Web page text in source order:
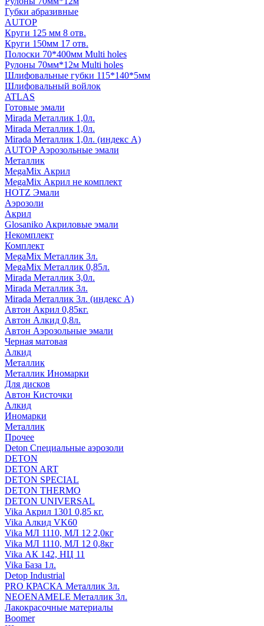
Губки абразивные
AUTOP
Круги 125 мм 8 отв.
Круги 150мм 17 отв.
Полоски 70*400мм Multi holes
Рулоны 70мм*12м Multi holes
Шлифовальные губки 115*140*5мм
Шлифовальный войлок
ATLAS
Готовые эмали
Mirada Металлик 1,0л.
Mirada Металлик 1,0л.
Mirada Металлик 1,0л. (индекс А)
AUTOP Аэрозольные эмали
Металлик
MegaMix Акрил
MegaMix Акрил не комплект
HOTZ Эмали
Аэрозоли
Акрил
Glosaniko Акриловые эмали
Некомплект
Комплект
MegaMix Металлик 3л.
MegaMix Металлик 0,85л.
Mirada Металлик 3,0л.
Mirada Металлик 3л.
Mirada Металлик 3л. (индекс А)
Автон Акрил 0,85кг.
Автон Алкид 0,8л.
Автон Аэрозольные эмали
Черная матовая
Алкид
Металлик
Металлик Иномарки
Для дисков
Автон Кисточки
Алкид
Иномарки
Металлик
Прочее
Deton Специальные аэрозоли
DETON
DETON ART
DETON SPECIAL
DETON THERMO
DETON UNIVERSAL
Vika Акрил 1301 0,85 кг.
Vika Алкид VK60
Vika МЛ 1110, МЛ 12 2,0кг
Vika МЛ 1110, МЛ 12 0,8кг
Vika АК 142, НЦ 11
Vika База 1л.
Detop Industrial
PRO КРАСКА Металлик 3л.
NEOENAMELE Металлик 3л.
Лакокрасочные материалы
Boomer